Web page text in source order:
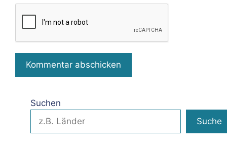
Suchen
Suche